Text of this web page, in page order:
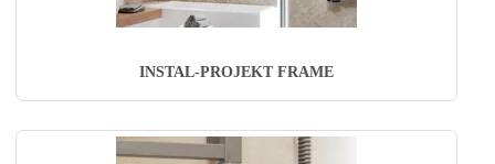
INSTAL-PROJEKT FRAME